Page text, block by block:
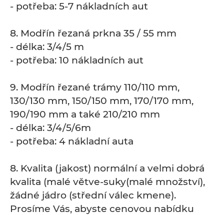
- potřeba: 5-7 nákladních aut
8. Modřín řezaná prkna 35 / 55 mm
- délka: 3/4/5 m
- potřeba: 10 nákladních aut
9. Modřín řezané trámy 110/110 mm,
130/130 mm, 150/150 mm, 170/170 mm,
190/190 mm a také 210/210 mm
- délka: 3/4/5/6m
- potřeba: 4 nákladní auta
8. Kvalita (jakost) normální a velmi dobrá
kvalita (malé větve-suky(malé množství),
žádné jádro (střední válec kmene).
Prosíme Vás, abyste cenovou nabídku